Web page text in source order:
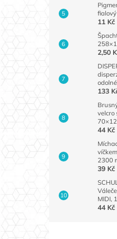
fialový
11 Kč
2,50
133
velcro
44 Kč
2300
39 Kč
MIDI,
44 Kč